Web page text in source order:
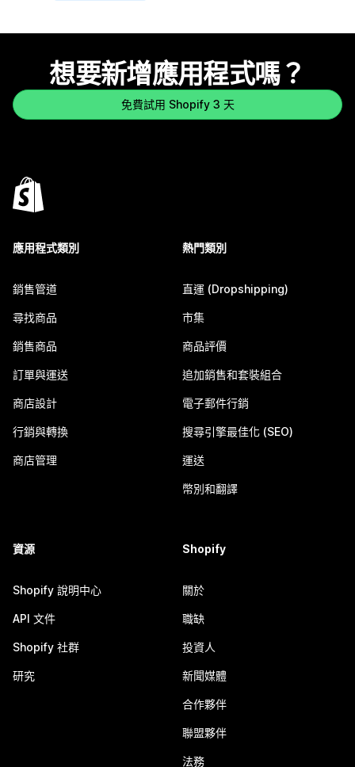
想要新增應用程式嗎？
免費試用 Shopify 3 天
應用程式類別
銷售管道
尋找商品
銷售商品
訂單與運送
商店設計
行銷與轉換
商店管理
熱門類別
直運 (Dropshipping)
市集
商品評價
追加銷售和套裝組合
電子郵件行銷
搜尋引擎最佳化 (SEO)
運送
幣別和翻譯
資源
Shopify 說明中心
API 文件
Shopify 社群
研究
Shopify
關於
職缺
投資人
新聞媒體
合作夥伴
聯盟夥伴
法務